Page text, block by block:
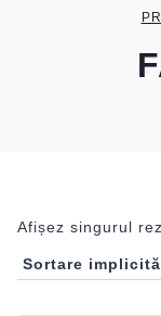
Afișez singurul